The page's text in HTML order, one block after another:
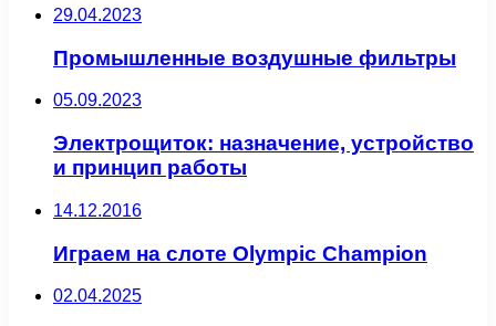
29.04.2023
Промышленные воздушные фильтры
05.09.2023
Электрощиток: назначение, устройство
и принцип работы
14.12.2016
Играем на слоте Olympic Champion
02.04.2025